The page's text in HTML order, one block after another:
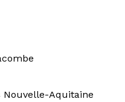
Nouvelle-Aquitaine